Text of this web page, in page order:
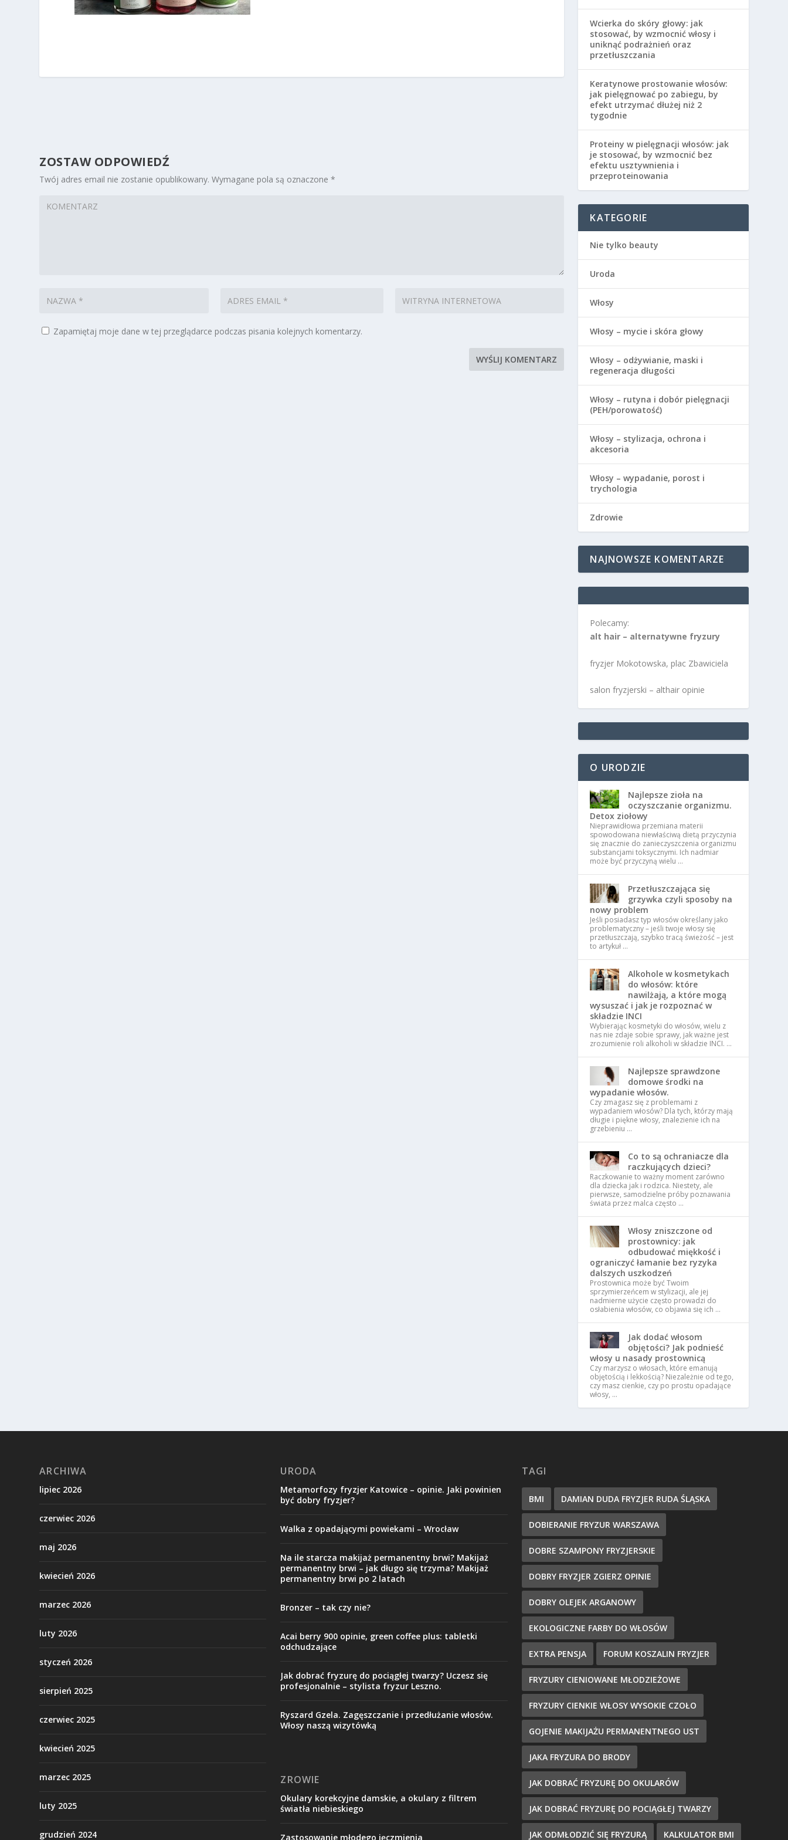
ZOSTAW ODPOWIEDŹ
Twój adres email nie zostanie opublikowany. Wymagane pola są oznaczone*
Zapamiętaj moje dane w tej przeglądarce podczas pisania kolejnych komentarzy.
Wcierka do skóry głowy: jak
stosować, by wzmocnić włosy i
uniknąć podrażnień oraz
przetłuszczania
Keratynowe prostowanie włosów:
jak pielęgnować po zabiegu, by
efekt utrzymać dłużej niż 2
tygodnie
Proteiny w pielęgnacji włosów: jak
je stosować, by wzmocnić bez
efektu usztywnienia i
przeproteinowania
KATEGORIE
Nie tylko beauty
Uroda
Włosy
Włosy – mycie i skóra głowy
Włosy – odżywianie, maski i
regeneracja długości
Włosy – rutyna i dobór pielęgnacji
(PEH/porowatość)
Włosy – stylizacja, ochrona i
akcesoria
Włosy – wypadanie, porost i
trychologia
Zdrowie
NAJNOWSZE KOMENTARZE
Polecamy:
alt hair – alternatywne fryzury
fryzjer Mokotowska, plac Zbawiciela
salon fryzjerski – althair opinie
O URODZIE
Najlepsze zioła na
oczyszczanie organizmu.
Detox ziołowy
Nieprawidłowa przemiana materii
spowodowana niewłaściwą dietą przyczynia
się znacznie do zanieczyszczenia organizmu
substancjami toksycznymi. Ich nadmiar
może być przyczyną wielu …
Przetłuszczająca się
grzywka czyli sposoby na
nowy problem
Jeśli posiadasz typ włosów określany jako
problematyczny – jeśli twoje włosy się
przetłuszczają, szybko tracą świeżość – jest
to artykuł …
Alkohole w kosmetykach
do włosów: które
nawilżają, a które mogą
wysuszać i jak je rozpoznać w
składzie INCI
Wybierając kosmetyki do włosów, wielu z
nas nie zdaje sobie sprawy, jak ważne jest
zrozumienie roli alkoholi w składzie INCI. …
Najlepsze sprawdzone
domowe środki na
wypadanie włosów.
Czy zmagasz się z problemami z
wypadaniem włosów? Dla tych, którzy mają
długie i piękne włosy, znalezienie ich na
grzebieniu …
Co to są ochraniacze dla
raczkujących dzieci?
Raczkowanie to ważny moment zarówno
dla dziecka jak i rodzica. Niestety, ale
pierwsze, samodzielne próby poznawania
świata przez malca często …
Włosy zniszczone od
prostownicy: jak
odbudować miękkość i
ograniczyć łamanie bez ryzyka
dalszych uszkodzeń
Prostownica może być Twoim
sprzymierzeńcem w stylizacji, ale jej
nadmierne użycie często prowadzi do
osłabienia włosów, co objawia się ich …
Jak dodać włosom
objętości? Jak podnieść
włosy u nasady prostownicą
Czy marzysz o włosach, które emanują
objętością i lekkością? Niezależnie od tego,
czy masz cienkie, czy po prostu opadające
włosy, …
ARCHIWA
lipiec 2026
czerwiec 2026
maj 2026
kwiecień 2026
marzec 2026
luty 2026
styczeń 2026
sierpień 2025
czerwiec 2025
kwiecień 2025
marzec 2025
luty 2025
grudzień 2024
URODA
Metamorfozy fryzjer Katowice – opinie. Jaki powinien
być dobry fryzjer?
Walka z opadającymi powiekami – Wrocław
Na ile starcza makijaż permanentny brwi? Makijaż
permanentny brwi – jak długo się trzyma? Makijaż
permanentny brwi po 2 latach
Bronzer – tak czy nie?
Acai berry 900 opinie, green coffee plus: tabletki
odchudzające
Jak dobrać fryzurę do pociągłej twarzy? Uczesz się
profesjonalnie – stylista fryzur Leszno.
Ryszard Gzela. Zagęszczanie i przedłużanie włosów.
Włosy naszą wizytówką
ZROWIE
Okulary korekcyjne damskie, a okulary z filtrem
światła niebieskiego
Zastosowanie młodego jęczmienia
TAGI
BMI DAMIAN DUDA FRYZJER RUDA ŚLĄSKA
DOBIERANIE FRYZUR WARSZAWA
DOBRE SZAMPONY FRYZJERSKIE
DOBRY FRYZJER ZGIERZ OPINIE
DOBRY OLEJEK ARGANOWY
EKOLOGICZNE FARBY DO WŁOSÓW
EXTRA PENSJA FORUM KOSZALIN FRYZJER
FRYZURY CIENIOWANE MŁODZIEŻOWE
FRYZURY CIENKIE WŁOSY WYSOKIE CZOŁO
GOJENIE MAKIJAŻU PERMANENTNEGO UST
JAKA FRYZURA DO BRODY
JAK DOBRAĆ FRYZURĘ DO OKULARÓW
JAK DOBRAĆ FRYZURĘ DO POCIĄGŁEJ TWARZY
JAK ODMŁODZIĆ SIĘ FRYZURĄ KALKULATOR BMI